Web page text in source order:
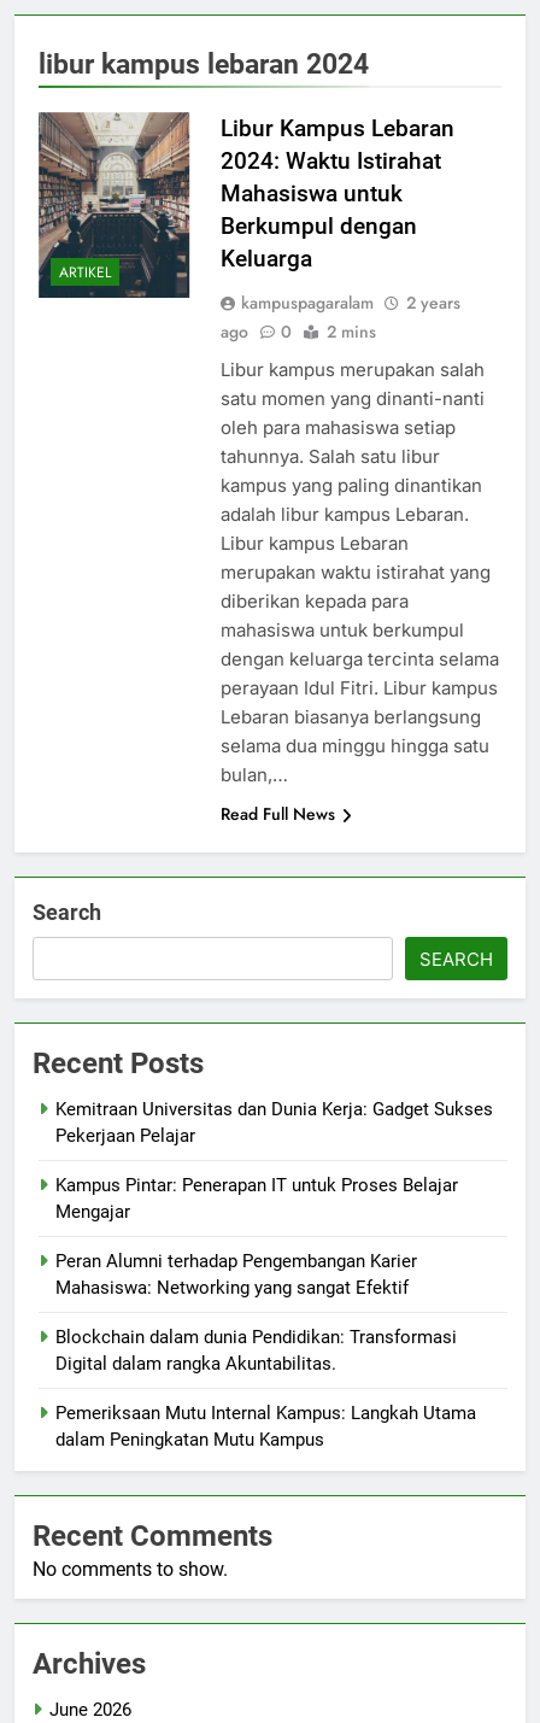
libur kampus lebaran 2024
ARTIKEL
Libur Kampus Lebaran
2024: Waktu Istirahat
Mahasiswa untuk
Berkumpul dengan
Keluarga
kampuspagaralam
2 years
ago
0 2 mins
Libur kampus merupakan salah
satu momen yang dinanti-nanti
oleh para mahasiswa setiap
tahunnya. Salah satu libur
kampus yang paling dinantikan
adalah libur kampus Lebaran.
Libur kampus Lebaran
merupakan waktu istirahat yang
diberikan kepada para
mahasiswa untuk berkumpul
dengan keluarga tercinta selama
perayaan Idul Fitri. Libur kampus
Lebaran biasanya berlangsung
selama dua minggu hingga satu
bulan,…
Read Full News
Search
SEARCH
Recent Posts
Kemitraan Universitas dan Dunia Kerja: Gadget Sukses
Pekerjaan Pelajar
Kampus Pintar: Penerapan IT untuk Proses Belajar
Mengajar
Peran Alumni terhadap Pengembangan Karier
Mahasiswa: Networking yang sangat Efektif
Blockchain dalam dunia Pendidikan: Transformasi
Digital dalam rangka Akuntabilitas.
Pemeriksaan Mutu Internal Kampus: Langkah Utama
dalam Peningkatan Mutu Kampus
Recent Comments
No comments to show.
Archives
June 2026